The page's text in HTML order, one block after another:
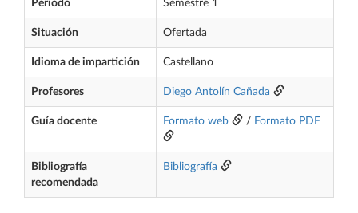
Periodo Semestre 1
Situación Ofertada
Idioma de impartición Castellano
Profesores Diego Antolín Cañada
Guía docente Formato web / Formato PDF
Bibliografía
recomendada
Bibliografía